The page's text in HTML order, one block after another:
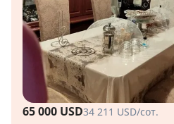
65 000 USD34 211 USD/сот.